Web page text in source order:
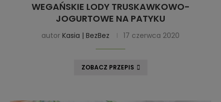
WEGAŃSKIE LODY TRUSKAWKOWO-
JOGURTOWE NA PATYKU
autor Kasia | BezBez 17 czerwca 2020
ZOBACZ PRZEPIS